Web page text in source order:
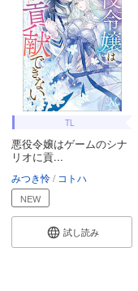
TL
悪役令嬢はゲームのシナ
リオに貢...
みつき怜 コトハ
NEW
試し読み